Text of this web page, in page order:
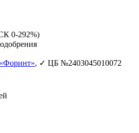
0-292%)
, ✓ ЦБ №2403045010072